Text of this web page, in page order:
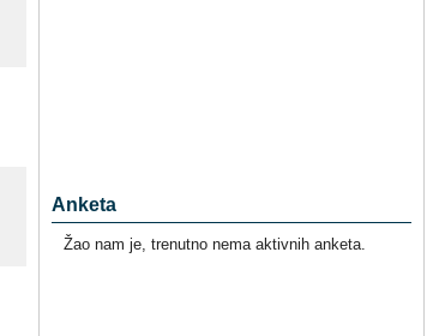
Anketa
Žao nam je, trenutno nema aktivnih anketa.